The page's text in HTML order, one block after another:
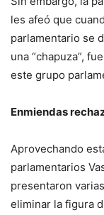
les afeó que
parlamentario se
una “chapuza”,
este grupo
Enmiendas
Aprovechando
parlamentarios
presentaron
eliminar la figura